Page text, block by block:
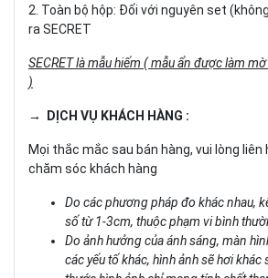
2. Toàn bộ hộp: Đối với nguyên set
ra SECRET
SECRET là mẫu hiếm ( mẫu ẩn được làm
)
→ DỊCH VỤ KHÁCH HÀNG :
Mọi thắc mắc sau bán hàng, vui lòng liên
chăm sóc khách hàng
Do các phương pháp đo khác nhau,
số từ 1-3cm, thuộc phạm vi bình
Do ảnh hưởng của ánh sáng, màn
các yếu tố khác, hình ảnh sẽ hơi khác